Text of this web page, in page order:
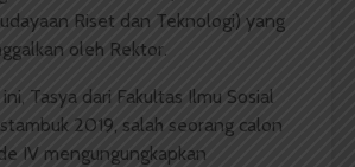
Riset dan Teknologi) yang
oleh Rektor.
Tasya dari Fakultas Ilmu Sosial
2019, salah seorang calon
IV mengungungkapkan